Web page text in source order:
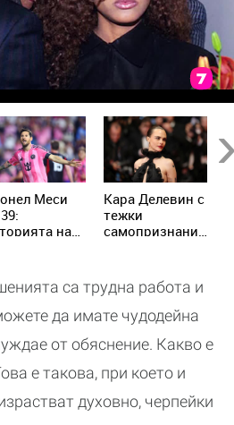
Меси
на
света
Кара Делевин с
тежки
самопризнания:
възползват от
мен сексуално
са трудна работа и
да имате чудодейна
от обяснение. Какво е
е такова, при което и
духовно, черпейки